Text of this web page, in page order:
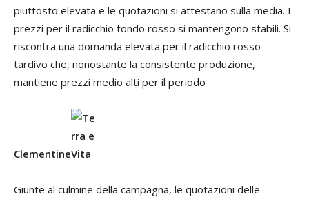
piuttosto elevata e le quotazioni si attestano sulla media. I
prezzi per il radicchio tondo rosso si mantengono stabili. Si
riscontra una domanda elevata per il radicchio rosso
tardivo che, nonostante la consistente produzione,
mantiene prezzi medio alti per il periodo
Clementine
Giunte al culmine della campagna, le quotazioni delle